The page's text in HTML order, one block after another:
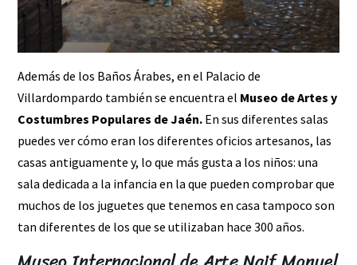
Además de los Baños Árabes, en el Palacio de
Villardompardo también se encuentra el Museo de Artes y
Costumbres Populares de Jaén. En sus diferentes salas
puedes ver cómo eran los diferentes oficios artesanos, las
casas antiguamente y, lo que más gusta a los niños: una
sala dedicada a la infancia en la que pueden comprobar que
muchos de los juguetes que tenemos en casa tampoco son
tan diferentes de los que se utilizaban hace 300 años.